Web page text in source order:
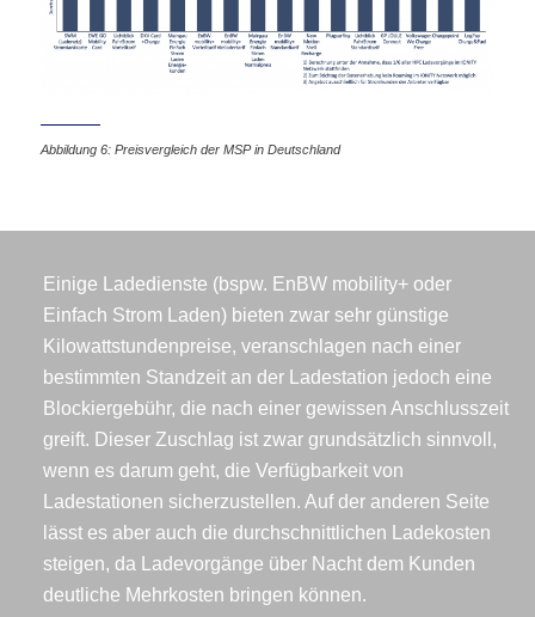
Abbildung 6: Preisvergleich der MSP in Deutschland
Einige Ladedienste (bspw. EnBW mobility+ oder
Einfach Strom Laden) bieten zwar sehr günstige
Kilowattstundenpreise, veranschlagen nach einer
bestimmten Standzeit an der Ladestation jedoch eine
Blockiergebühr, die nach einer gewissen Anschlusszeit
greift. Dieser Zuschlag ist zwar grundsätzlich sinnvoll,
wenn es darum geht, die Verfügbarkeit von
Ladestationen sicherzustellen. Auf der anderen Seite
lässt es aber auch die durchschnittlichen Ladekosten
steigen, da Ladevorgänge über Nacht dem Kunden
deutliche Mehrkosten bringen können.